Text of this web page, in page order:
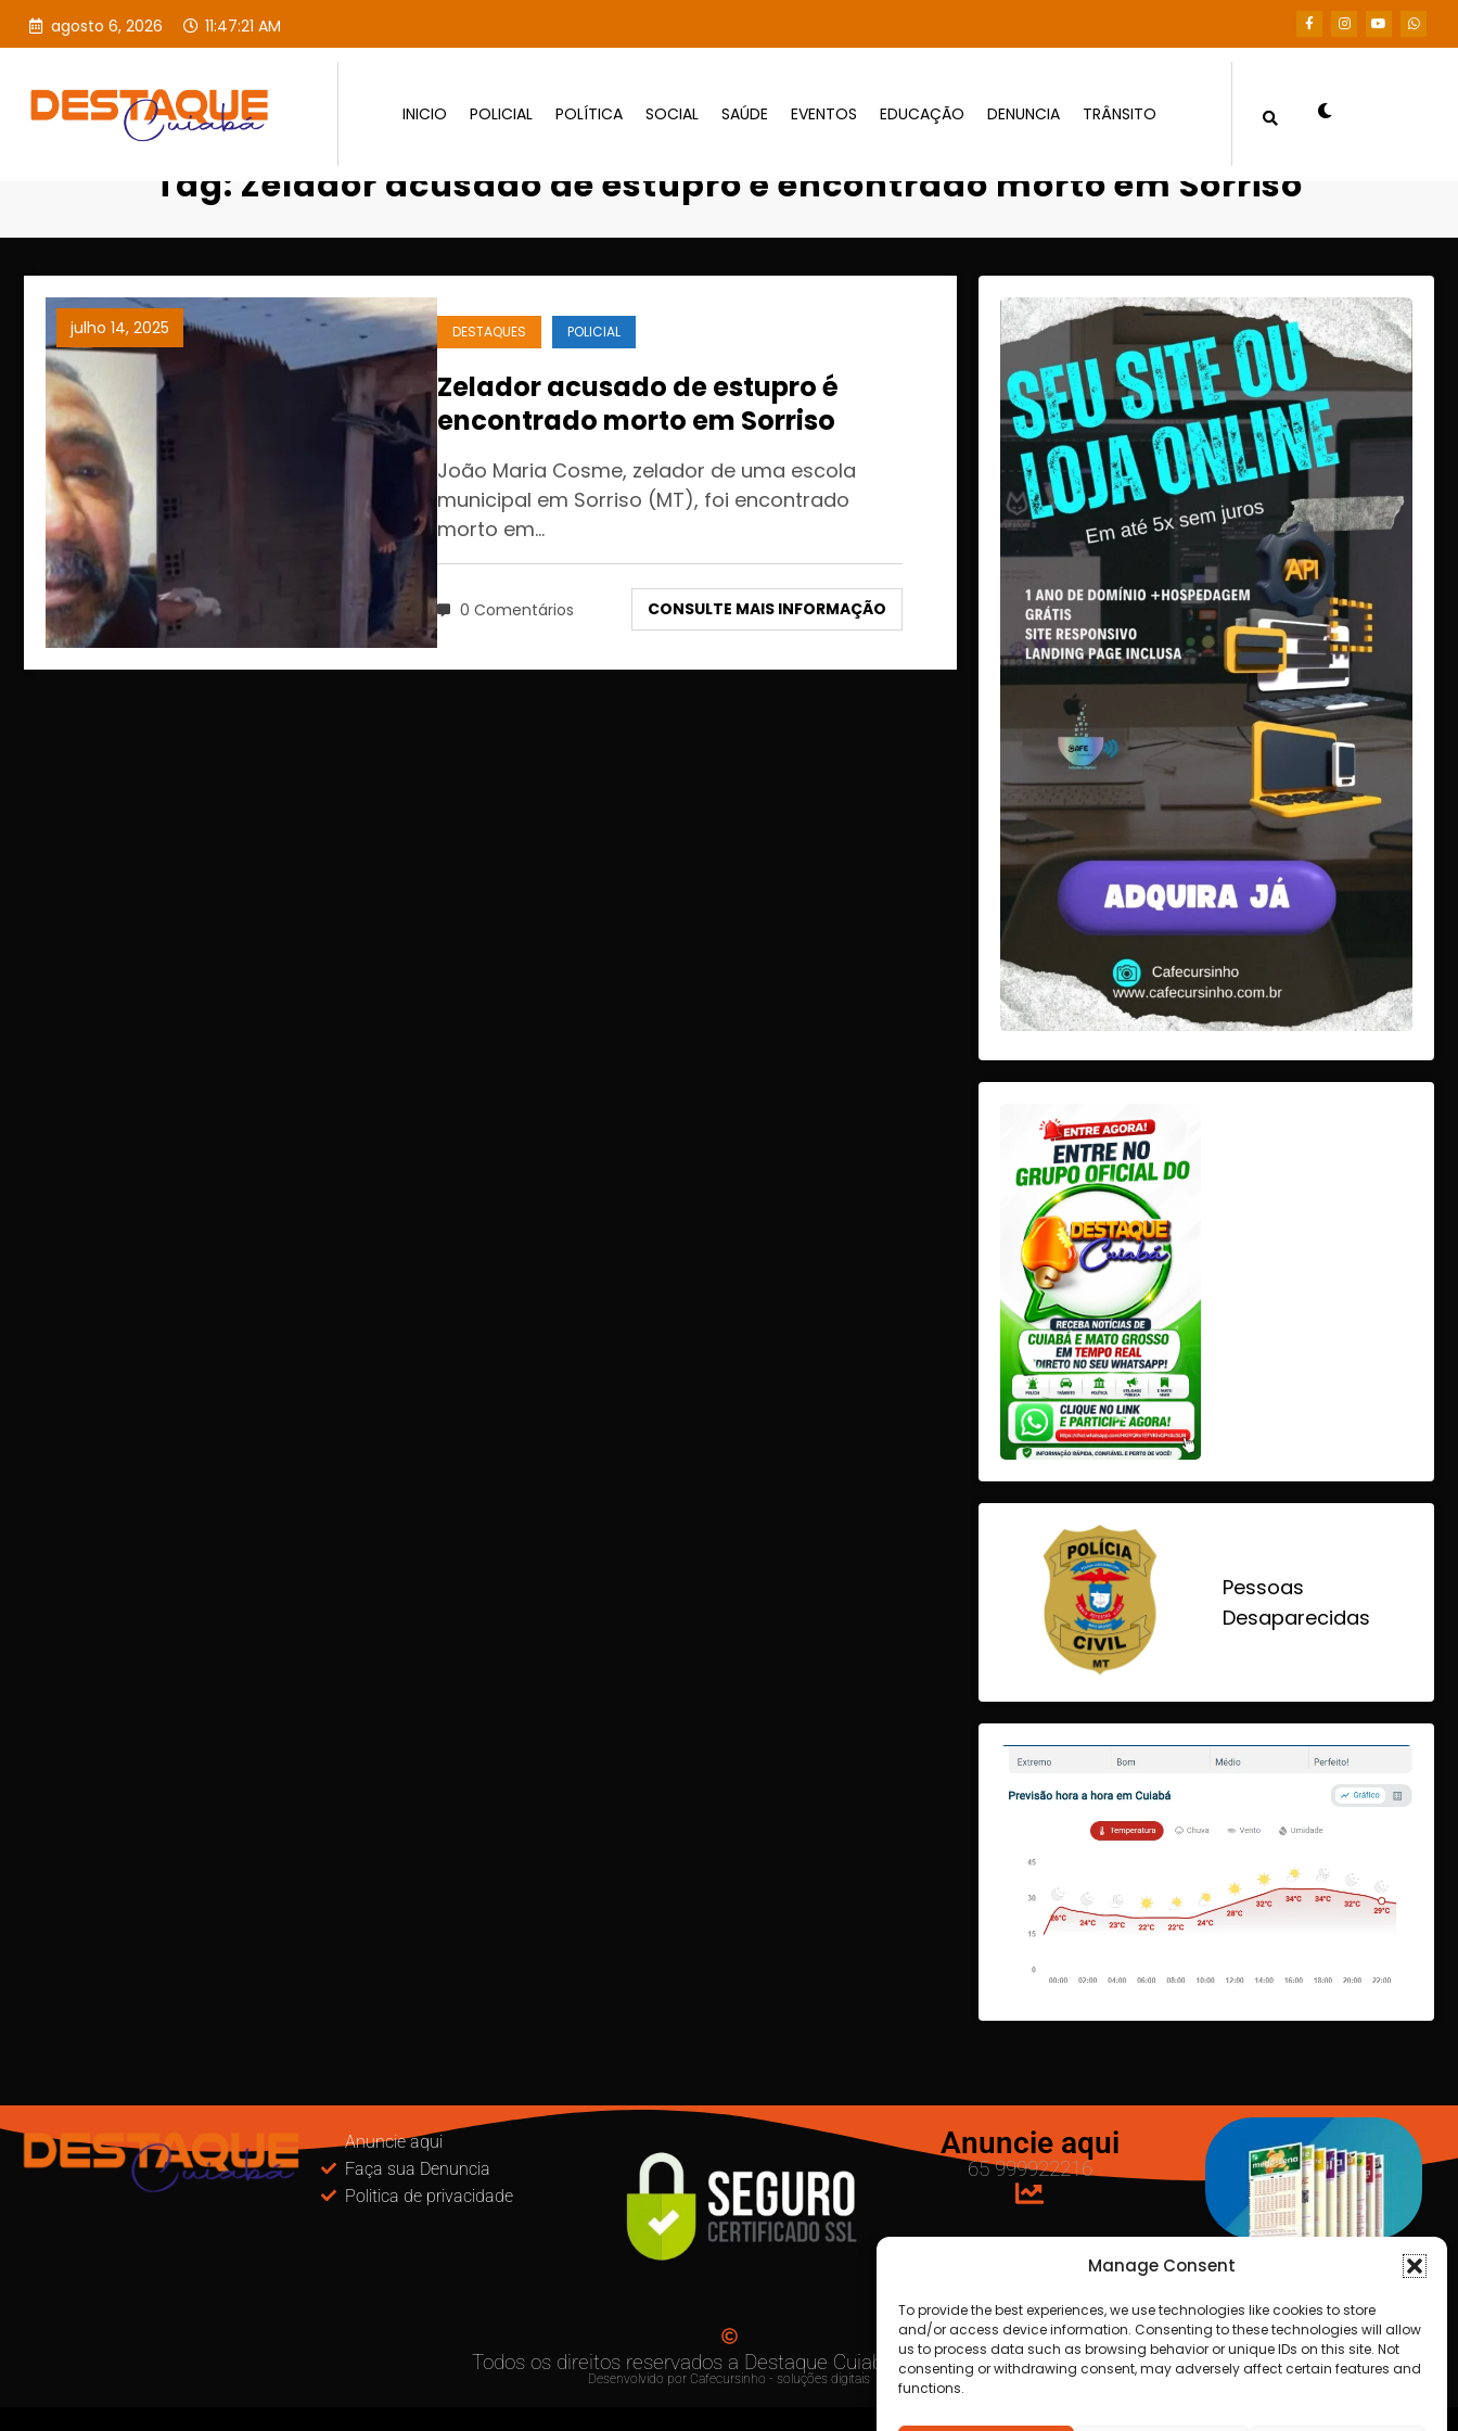
Manage Consent
To provide the best experiences, we use technologies like cookies to store
and/or access device information. Consenting to these technologies will allow
us to process data such as browsing behavior or unique IDs on this site. Not
consenting or withdrawing consent, may adversely affect certain features and
functions.
agosto 6, 2026 11:47:22 AM
INICIO POLICIAL POLÍTICA SOCIAL SAÚDE EVENTOS EDUCAÇÃO DENUNCIA TRÂNSITO
Zelador acusado de estupro é encontrado morto em Sorriso
Tag: Zelador acusado de estupro é encontrado morto em Sorriso
julho 14, 2025 DESTAQUES POLICIAL
Zelador acusado de estupro é
encontrado morto em Sorriso
João Maria Cosme, zelador de uma escola
municipal em Sorriso (MT), foi encontrado
morto em…
0 Comentários CONSULTE MAIS INFORMAÇÃO
Pessoas
Desaparecidas
Anuncie aqui
Faça sua Denuncia
Politica de privacidade
Anuncie aqui
65 999922216
Todos os direitos reservados a Destaque Cuiabá MT | 2025
Desenvolvido por Cafecursinho - soluções digitais